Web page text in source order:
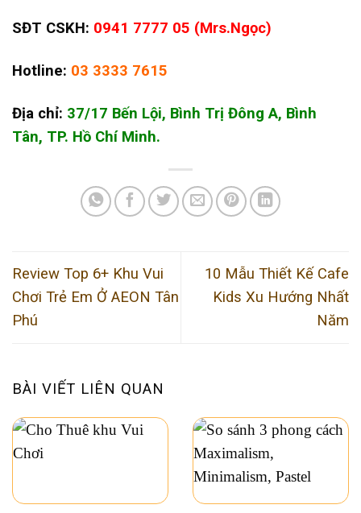
SĐT CSKH: 0941 7777 05 (Mrs.Ngọc)
Hotline: 03 3333 7615
Địa chỉ: 37/17 Bến Lội, Bình Trị Đông A, Bình
Tân, TP. Hồ Chí Minh.
Review Top 6+ Khu Vui
Chơi Trẻ Em Ở AEON Tân
Phú
10 Mẫu Thiết Kế Cafe
Kids Xu Hướng Nhất
Năm
BÀI VIẾT LIÊN QUAN